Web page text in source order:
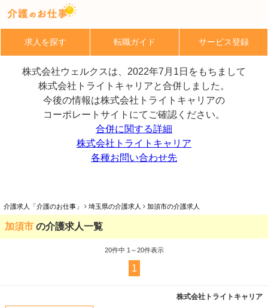
求人を探す 転職ガイド サービス登録
株式会社ウェルクスは、2022年7月1日をもちまして
株式会社トライトキャリアと合併しました。
今後の情報は株式会社トライトキャリアの
コーポレートサイトにてご確認ください。
合併に関する詳細
株式会社トライトキャリア
各種お問い合わせ先
介護求人「介護のお仕事」 埼玉県の介護求人 加須市の介護求人
加須市 の介護求人一覧
20件中 1～20件表示
1
株式会社トライトキャリア